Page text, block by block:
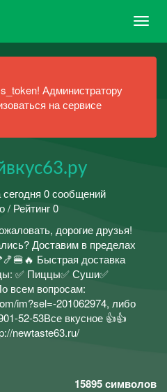
Администратору
на сервисе
сегодня 0 сообщений
/ Рейтинг 0
дорогие друзья!
Доставим в пределах
Быстрая доставка
✅ Пиццы✅ Суши✅
всем вопросам:
im?sel=-201062974, либо
52-53Все вкусное 👍👍
newtaste63.ru/
15895символов